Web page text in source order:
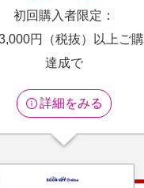
ル予約
ビス
ンジ
カード分割払い
初回購入者限定：
円（税抜）以上
達成で
詳細をみる